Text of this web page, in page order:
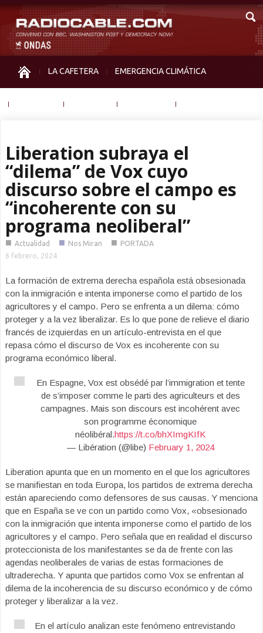
LA CAFETERA EMERGENCIA CLIMÁTICA
Liberation subraya el
“dilema” de Vox cuyo
discurso sobre el campo es
“incoherente con su
programa neoliberal”
■ Actualidad ■ Nos Miran ■ PORTADA
6 febrero, 2024
La formación de extrema derecha española está obsesionada
con la inmigración e intenta imponerse como el partido de los
agricultores y el campo. Pero se enfrenta a un dilema: cómo
proteger y a la vez liberalizar. Es lo que pone de relieve el diario
francés de izquierdas en un artículo-entrevista en el que
repasa cómo el discurso de Vox es incoherente con su
programa económico liberal.
En Espagne, Vox est obsédé par l’immigration et tente
de s’imposer comme le parti des agriculteurs et des
campagnes. Mais son discours est incohérent avec
son programme économique
néolibéral.https://t.co/bhXImgKIfK
— Libération (@libe) February 1, 2024
Liberation apunta que en un momento en el que los agricultores
se manifiestan en toda Europa, los partidos de extrema derecha
están apareciendo como defensores de sus causas. Y menciona
que en España se ve con un partido como Vox, «obsesionado
con la inmigración que intenta imponerse como el partido de los
agricultores y el campo. Pero señala que en realidad el discurso
proteccionista de los manifestantes se da de frente con las
agendas neoliberales de varias de estas formaciones de
ultraderecha. Y apunta que partidos como Vox se enfrentan al
dilema de la incoherencia de su discurso económico y de cómo
proteger y liberalizar a la vez.
En el artículo analizan este fenómeno entrevistando